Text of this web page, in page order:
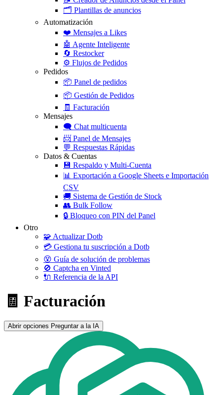
🗂️ Plantillas de anuncios
Automatización
❤️ Mensajes a Likes
🤖 Agente Inteligente
🔄 Restocker
⚙️ Flujos de Pedidos
Pedidos
📦 Panel de pedidos
📦 Gestión de Pedidos
🧾 Facturación
Mensajes
🗨️ Chat multicuenta
📨 Panel de Mensajes
💬 Respuestas Rápidas
Datos & Cuentas
💾 Respaldo y Multi-Cuenta
📊 Exportación a Google Sheets e Importación
CSV
🚚 Sistema de Gestión de Stock
👥 Bulk Follow
🔒 Bloqueo con PIN del Panel
Otro
🧩 Actualizar Dotb
💳 Gestiona tu suscripción a Dotb
😵 Guía de solución de problemas
🚫 Captcha en Vinted
🔌 Referencia de la API
🧾 Facturación
Abrir opciones Preguntar a la IA